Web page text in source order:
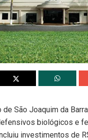
de São Joaquim da
biológicos e
investimentos de